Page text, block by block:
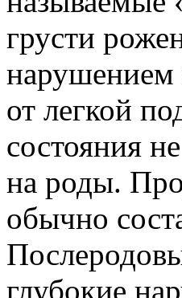
грусти
нарушением
от легкой
состояния
на роды.
обычно
глубокие